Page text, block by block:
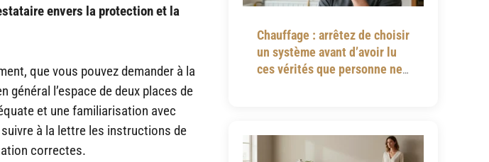
envers la protection et la
que vous pouvez demander à la
l’espace de deux places de
et une familiarisation avec
à la lettre les instructions de
correctes.
Chauffage : arrêtez de choisir
un système avant d’avoir lu
ces vérités que personne ne